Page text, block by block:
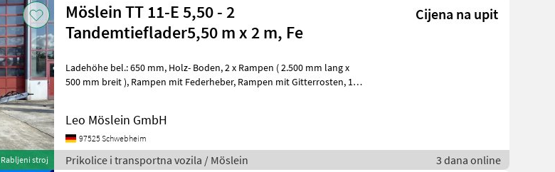
Rabljeni stroj
Möslein TT 11-E 5,50 - 2
Tandemtieflader5,50 m x 2 m, Fe
Cijena na upit
Ladehöhe bel.: 650 mm, Holz- Boden, 2 x Rampen ( 2.500 mm lang x
500 mm breit ), Rampen mit Federheber, Rampen mit Gitterrosten, 10
Leo Möslein GmbH
97525 Schwebheim
Prikolice i transportna vozila / Möslein 3 dana online